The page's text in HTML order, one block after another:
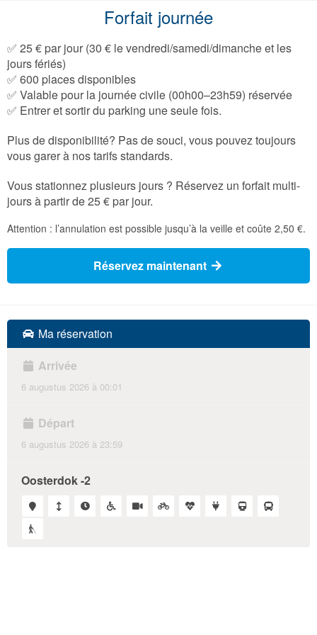
Forfait journée
✅ 25 € par jour (30 € le vendredi/samedi/dimanche et les
jours fériés)
✅ 600 places disponibles
✅ Valable pour la journée civile (00h00–23h59) réservée
✅ Entrer et sortir du parking une seule fois.
Plus de disponibilité? Pas de souci, vous pouvez toujours
vous garer à nos tarifs standards.
Vous stationnez plusieurs jours ? Réservez un forfait multi-
jours à partir de 25 € par jour.
Attention : l’annulation est possible jusqu’à la veille et coûte 2,50 €.
Réservez maintenant
Ma réservation
Arrivée
6 augustus 2026 à 00:01
Départ
6 augustus 2026 à 23:59
Oosterdok -2